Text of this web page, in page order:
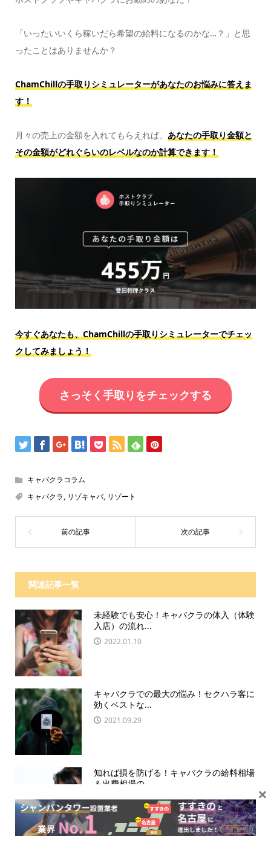
「いったいいくら稼いだら希望の給料になるのかな…？」と思
ったことはありませんか？
ChamChillの手取りシミュレーターがあなたのお悩みに答えま
す！
月々の売上の金額を入れてもらえれば、 あなたの手取り金額と
その金額がどれぐらいのレベルなのか計算できます！
今すぐあなたも、ChamChillの手取りシミュレーターでチェッ
クしてみましょう！
さっそく手取りをチェックする
キャバクラコラム
キャバクラ, リゾキャバ, リゾート
関連記事一覧
未経験でも安心！キャバクラの体入（体験
入店）の流れ...
2022.01.10
キャバクラでの最大の悩み！セクハラ客に
効くベストな...
2021.09.29
知れば損を防げる！キャバクラの給料相場
＆出費相場の...
2021.10.10 ×